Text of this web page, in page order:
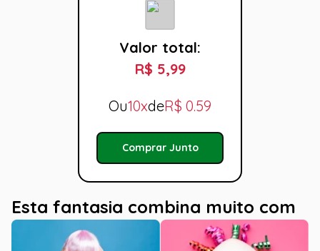
Valor total:
R$ 5,99
Ou10xdeR$ 0.59
Comprar Junto
Esta fantasia combina muito com